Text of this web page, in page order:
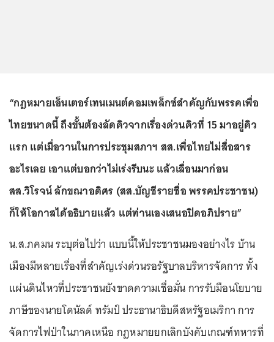
“กฎหมายเอ็นเตอร์เทนเมนต์คอมเพล็กซ์สำคัญกับพรรคเพื่อ
ไทยขนาดนี้ ถึงขั้นต้องลัดคิวจากเรื่องด่วนคิวที่ 15 มาอยู่คิว
แรก แต่เมื่อวานในการประชุมสภาฯ สส.เพื่อไทยไม่สื่อสาร
อะไรเลย เอาแต่บอกว่าไม่เร่งรีบนะ แล้วเลื่อนมาก่อน
สส.วิโรจน์ ลักขณาอดิศร (สส.บัญชีรายชื่อ พรรคประชาชน)
ก็ให้โอกาสได้อธิบายแล้ว แต่ท่านเองเสนอปิดอภิปราย”
น.ส.ภคมน ระบุต่อไปว่า แบบนี้ให้ประชาชนมองอย่างไร บ้าน
เมืองมีหลายเรื่องที่สำคัญเร่งด่วนรอรัฐบาลบริหารจัดการ ทั้ง
แผ่นดินไหวที่ประชาชนยังขาดความเชื่อมั่น การรับมือนโยบาย
ภาษีของนายโดนัลด์ ทรัมป์ ประธานาธิบดีสหรัฐอเมริกา การ
จัดการไฟป่าในภาคเหนือ กฎหมายยกเลิกบังคับเกณฑ์ทหารที่